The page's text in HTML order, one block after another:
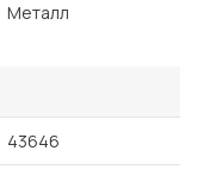
Металл
43646